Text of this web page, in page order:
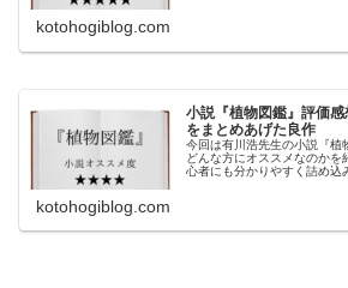
kotohogiblog.com
小説『植物図鑑』評価
をまとめあげた良作
今回は有川浩先生の小説『植
どんな方にオススメなのかを
心者にも分かりやすく詰め込
kotohogiblog.com